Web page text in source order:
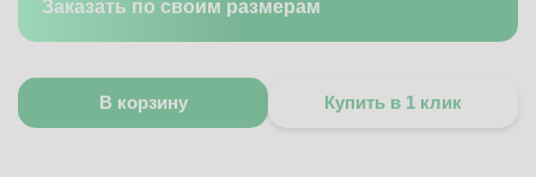
Заказать по своим размерам
В корзину Купить в 1 клик